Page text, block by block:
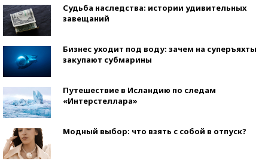
Судьба наследства: истории удивительных
завещаний
Бизнес уходит под воду: зачем на суперъяхты
закупают субмарины
Путешествие в Исландию по следам
«Интерстеллара»
Модный выбор: что взять с собой в отпуск?